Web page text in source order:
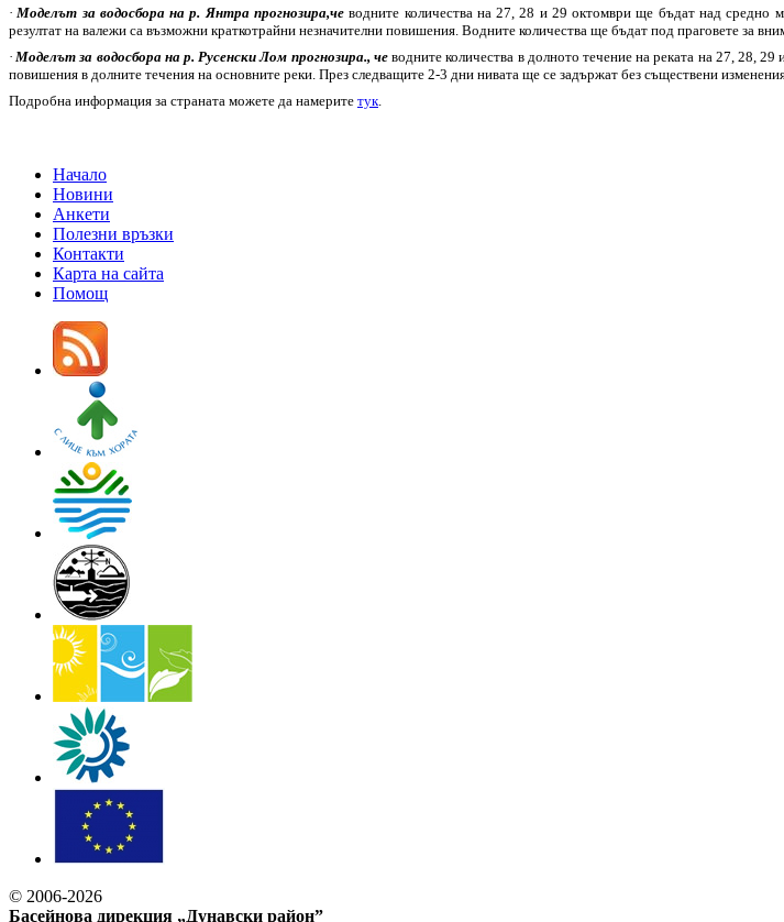
· Моделът за водосбора на р. Янтра прогнозира,чеводните количества на 27, 28 и 29 октомври ще бъдат над
резултат на валежи са възможни краткотрайни незначителни повишения. Водните количества ще бъдат под праговете за
· Моделът за водосбора на р. Русенски Лом прогнозира., чеводните количества в долното течение на реката на 27, 28,
повишения в долните течения на основните реки. През следващите 2-3 дни нивата ще се задържат без съществени
Подробна информация за страната можете да намерите тук
Начало
Новини
Анкети
Полезни връзки
Контакти
Карта на сайта
Помощ
© 2006-2026
Басейнова дирекция „Дунавски район”